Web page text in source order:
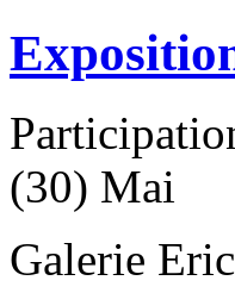
(30) Mai
Galerie